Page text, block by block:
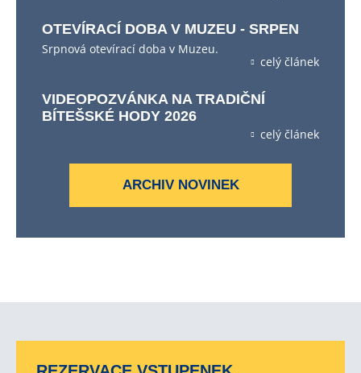
OTEVÍRACÍ DOBA V MUZEU - SRPEN
Srpnová otevírací doba v Muzeu.
celý článek
VIDEOPOZVÁNKA NA TRADIČNÍ
BÍTEŠSKÉ HODY 2026
celý článek
ARCHIV NOVINEK